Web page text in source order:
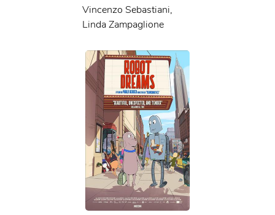
Vincenzo Sebastiani,
Linda Zampaglione